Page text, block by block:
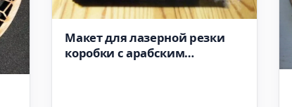
Макет для лазерной резки
коробки с арабским